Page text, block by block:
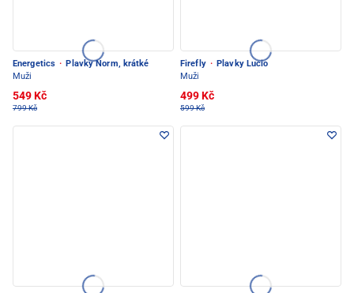
Energetics · Plavky Norm, krátké
Muži
549 Kč
799 Kč
Firefly · Plavky Lucio
Muži
499 Kč
599 Kč